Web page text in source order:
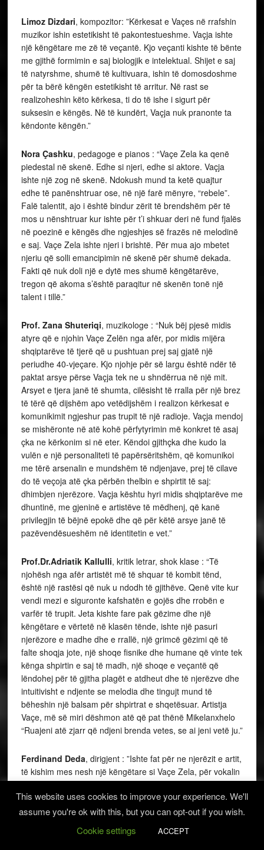
Limoz Dizdari, kompozitor: ”Kërkesat e Vaçes në rrafshin
muzikor ishin estetikisht të pakontestueshme. Vaçja ishte
një këngëtare me zë të veçantë. Kjo veçanti kishte të bënte
me gjithë formimin e saj biologjik e intelektual. Shijet e saj
të natyrshme, shumë të kultivuara, ishin të domosdoshme
për ta bërë këngën estetikisht të arritur. Në rast se
realizoheshin këto kërkesa, ti do të ishe i sigurt për
suksesin e këngës. Në të kundërt, Vaçja nuk pranonte ta
këndonte këngën.”
Nora Çashku, pedagoge e pianos : “Vaçe Zela ka qenë
piedestal në skenë. Edhe si njeri, edhe si aktore. Vaçja
ishte një zog në skenë. Ndokush mund ta ketë quajtur
edhe të panënshtruar ose, në një farë mënyre, “rebele”.
Falë talentit, ajo i është bindur zërit të brendshëm për të
mos u nënshtruar kur ishte për t’i shkuar deri në fund fjalës
në poezinë e këngës dhe ngjeshjes së frazës në melodinë
e saj. Vaçe Zela ishte njeri i brishtë. Për mua ajo mbetet
njeriu që solli emancipimin në skenë për shumë dekada.
Fakti që nuk doli një e dytë mes shumë këngëtarëve,
tregon që akoma s’është paraqitur në skenën tonë një
talent i tillë.”
Prof. Zana Shuteriqi, muzikologe : “Nuk bëj pjesë midis
atyre që e njohin Vaçe Zelën nga afër, por midis mijëra
shqiptarëve të tjerë që u pushtuan prej saj gjatë një
periudhe 40-vjeçare. Kjo njohje për së largu është ndër të
paktat arsye përse Vaçja tek ne u shndërrua në një mit.
Arsyet e tjera janë të shumta, cilësisht të rralla për një brez
të tërë që dijshëm apo vetëdijshëm i realizon kërkesat e
komunikimit ngjeshur pas trupit të një radioje. Vaçja mendoj
se mishëronte në atë kohë përfytyrimin më konkret të asaj
çka ne kërkonim si në eter. Këndoi gjithçka dhe kudo la
vulën e një personaliteti të papërsëritshëm, që komunikoi
me tërë arsenalin e mundshëm të ndjenjave, prej të cilave
do të veçoja atë çka përbën thelbin e shpirtit të saj:
dhimbjen njerëzore. Vaçja kështu hyri midis shqiptarëve me
dhuntinë, me gjeninë e artistëve të mëdhenj, që kanë
privilegjin të bëjnë epokë dhe që për këtë arsye janë të
pazëvendësueshëm në identitetin e vet.”
Prof.Dr.Adriatik Kallulli, kritik letrar, shok klase : “Të
njohësh nga afër artistët më të shquar të kombit tënd,
është një rastësi që nuk u ndodh të gjithëve. Qenë vite kur
vendi mezi e siguronte kafshatën e gojës dhe rrobën e
varfër të trupit. Jeta kishte fare pak gëzime dhe një
këngëtare e vërtetë në klasën tënde, ishte një pasuri
njerëzore e madhe dhe e rrallë, një grimcë gëzimi që të
falte shoqja jote, një shoqe fisnike dhe humane që vinte tek
kënga shpirtin e saj të madh, një shoqe e veçantë që
lëndohej për të gjitha plagët e atdheut dhe të njerëzve dhe
intuitivisht e ndjente se melodia dhe tingujt mund të
bëheshin një balsam për shpirtrat e shqetësuar. Artistja
Vaçe, më së miri dëshmon atë që pat thënë Mikelanxhelo
“Ruajeni atë zjarr që ndjeni brenda vetes, se ai jeni vetë ju.”
Ferdinand Deda, dirigjent : ”Ishte fat për ne njerëzit e artit,
të kishim mes nesh një këngëtare si Vaçe Zela, për vokalin
e saj të shkëlqyer në të gjitha komponentët. Kishte një
forcë të madhe interpretative, që lidhej me shkallën e lartë
të frymëzimit artistik. Përdorte një mjeshtëri të veçantë të
thjeshtë dhe mjaft i dashur, por edhe e ashpër kur s’i
This website uses cookies to improve your experience. We'll
assume you're ok with this, but you can opt-out if you wish.
Cookie settings
ACCEPT